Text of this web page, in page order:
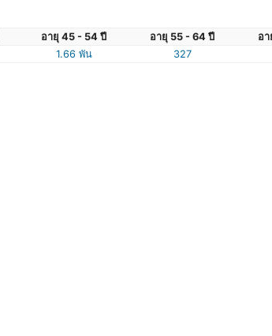
อายุ 45 - 54 ปี อายุ 55 - 64 ปี
อ
1.66 พัน 327